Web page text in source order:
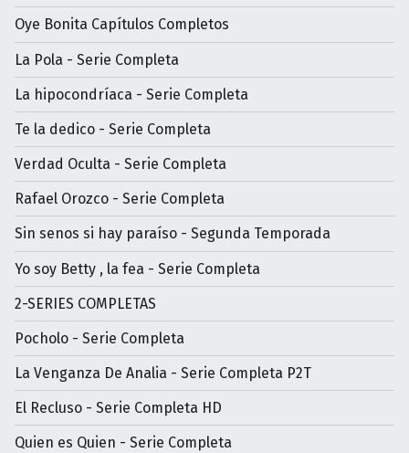
Oye Bonita Capítulos Completos
La Pola - Serie Completa
La hipocondríaca - Serie Completa
Te la dedico - Serie Completa
Verdad Oculta - Serie Completa
Rafael Orozco - Serie Completa
Sin senos si hay paraíso - Segunda Temporada
Yo soy Betty , la fea - Serie Completa
2-SERIES COMPLETAS
Pocholo - Serie Completa
La Venganza De Analia - Serie Completa P2T
El Recluso - Serie Completa HD
Quien es Quien - Serie Completa